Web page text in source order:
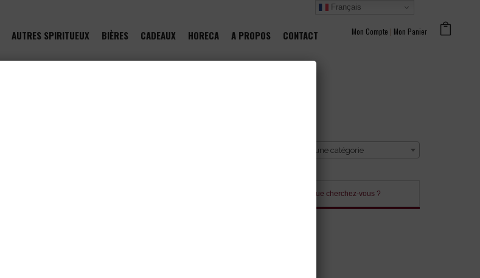
Mon Compte | Mon Panier
AUTRES SPIRITUEUX BIÈRES CADEAUX HORECA A PROPOS CONTACT
Sélectionner une catégorie
Français